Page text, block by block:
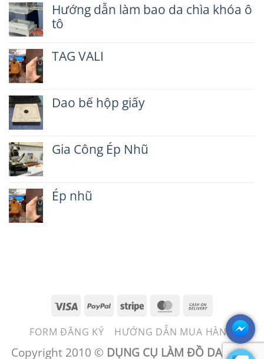
Hướng dẫn làm bao da chìa khóa ô
tô
bình
dẫn
làm
khóa
ô
TAG VALI
luận
ở
Dao bế hộp giấy
luận
ở
hộp
giấy
Gia Công Ép Nhũ
luận
ở
Ép nhũ
Visa PayPalStripe MasterCard
On
Delivery
FORM ĐĂNG KÝ HƯỚNG DẪN MUA HÀNG
Copyright 2010 © DỤNG CỤ LÀM ĐỒ DA - BEN